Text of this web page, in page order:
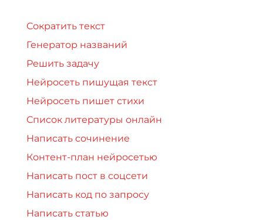
Сократить текст
Генератор названий
Решить задачу
Нейросеть пишущая текст
Нейросеть пишет стихи
Список литературы онлайн
Написать сочинение
Контент-план нейросетью
Написать пост в соцсети
Написать код по запросу
Написать статью